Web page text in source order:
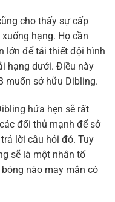
cho thấy sự cấp
hạng. Họ cần
lớn để tái thiết đội hình
hạng dưới. Điều này
muốn sở hữu Dibling.
hứa hẹn sẽ rất
đối thủ mạnh để sở
lời câu hỏi đó. Tuy
sẽ là một nhân tố
nào may mắn có